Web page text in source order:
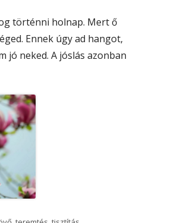
történni holnap. Mert ő
Ennek úgy ad hangot,
jó neked. A jóslás azonban